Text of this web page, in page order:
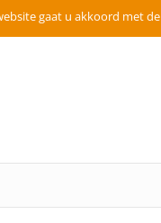
gaat u akkoord met de